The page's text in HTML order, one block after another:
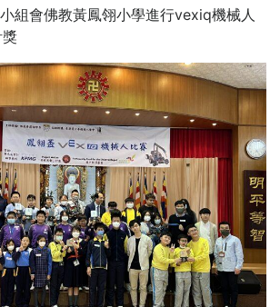
組會佛教黃鳳翎小學進行vexiq機械人